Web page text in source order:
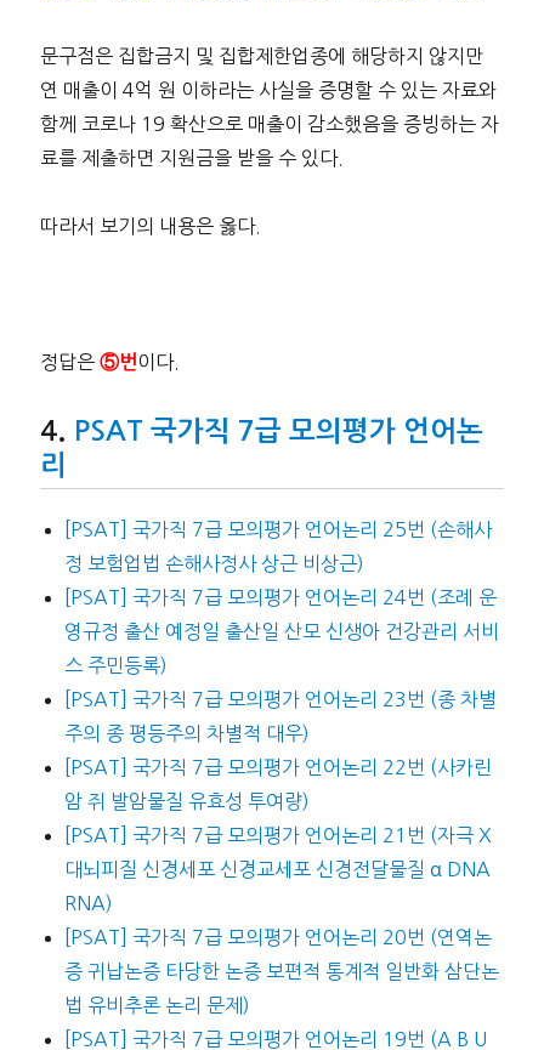
문구점은 집합금지 및 집합제한업종에 해당하지 않지만
연 매출이 4억 원 이하라는 사실을 증명할 수 있는 자료와
함께 코로나 19 확산으로 매출이 감소했음을 증빙하는 자
료를 제출하면 지원금을 받을 수 있다.
따라서 보기의 내용은 옳다.
정답은 ⑤번 이다.
PSAT 국가직 7급 모의평가 언어논
리
[PSAT] 국가직 7급 모의평가 언어논리 25번 (손해사
정 보험업법 손해사정사 상근 비상근)
[PSAT] 국가직 7급 모의평가 언어논리 24번 (조례 운
영규정 출산 예정일 출산일 산모 신생아 건강관리 서비
스 주민등록)
[PSAT] 국가직 7급 모의평가 언어논리 23번 (종 차별
주의 종 평등주의 차별적 대우)
[PSAT] 국가직 7급 모의평가 언어논리 22번 (사카린
암 쥐 발암물질 유효성 투여량)
[PSAT] 국가직 7급 모의평가 언어논리 21번 (자극 X
대뇌피질 신경세포 신경교세포 신경전달물질 α DNA
RNA)
[PSAT] 국가직 7급 모의평가 언어논리 20번 (연역논
증 귀납논증 타당한 논증 보편적 통계적 일반화 삼단논
법 유비추론 논리 문제)
[PSAT] 국가직 7급 모의평가 언어논리 19번 (A B U